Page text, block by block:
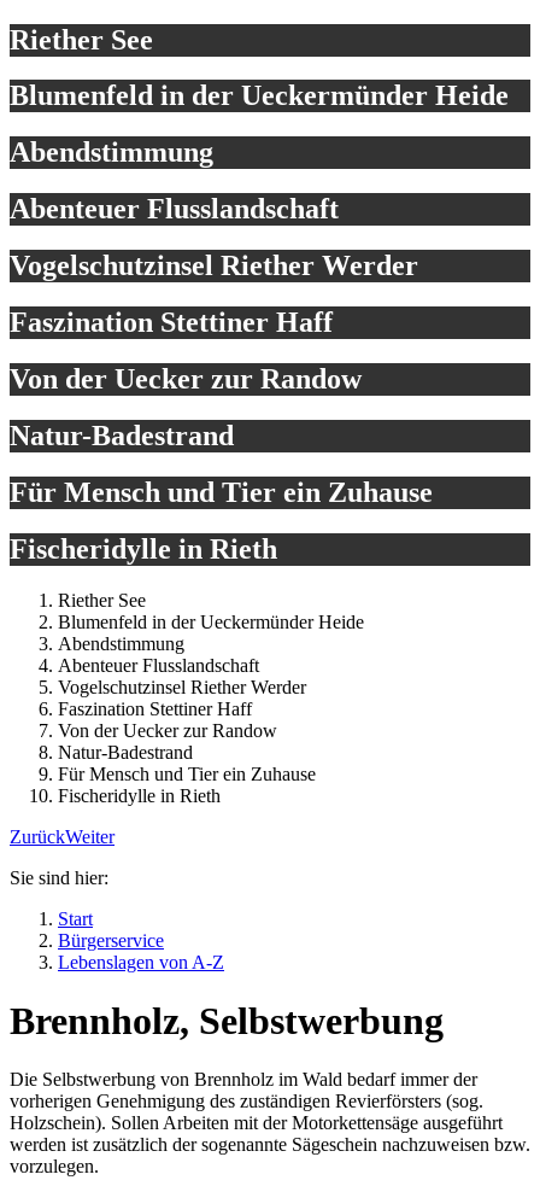
Riether See
Blumenfeld in der Ueckermünder Heide
Abendstimmung
Abenteuer Flusslandschaft
Vogelschutzinsel Riether Werder
Faszination Stettiner Haff
Von der Uecker zur Randow
Natur-Badestrand
Für Mensch und Tier ein Zuhause
Fischeridylle in Rieth
Riether See
Blumenfeld in der Ueckermünder Heide
Abendstimmung
Abenteuer Flusslandschaft
Vogelschutzinsel Riether Werder
Faszination Stettiner Haff
Von der Uecker zur Randow
Natur-Badestrand
Für Mensch und Tier ein Zuhause
Fischeridylle in Rieth
ZurückWeiter
Sie sind hier:
Start
Bürgerservice
Lebenslagen von A-Z
Brennholz, Selbstwerbung
Die Selbstwerbung von Brennholz im Wald bedarf immer der
vorherigen Genehmigung des zuständigen Revierförsters (sog.
Holzschein). Sollen Arbeiten mit der Motorkettensäge ausgeführt
werden ist zusätzlich der sogenannte Sägeschein nachzuweisen bzw.
vorzulegen.